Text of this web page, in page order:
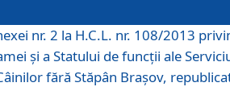
nr. 2 la H.C.L. nr. 108/2013
şi a Statului de funcții ale
fără Stăpân Brașov,